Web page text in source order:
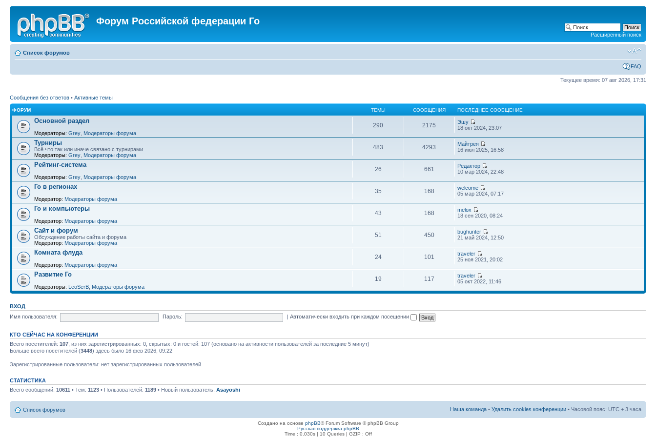
Форум Российской федерации Го
Расширенный поиск
Список форумов
FAQ
Текущее время: 07 авг 2026, 17:31
Сообщения без ответов • Активные темы
ФОРУМ ТЕМЫ СООБЩЕНИЯ ПОСЛЕДНЕЕ СООБЩЕНИЕ
Основной раздел
Модераторы: Grey Модераторы форума
290 2175
Эшу
18 окт 2024, 23:07
Турниры
Всё что так или иначе связано с турнирами
Модераторы: Grey Модераторы форума
483 4293
Майтрея
16 июл 2025, 16:58
Рейтинг-система
Модераторы: Grey Модераторы форума
26 661
Редактор
10 мар 2024, 22:48
Го в регионах
Модератор: Модераторы форума
35 168
welcome
05 мар 2024, 07:17
Го и компьютеры
Модератор: Модераторы форума
43 168
melox
18 сен 2020, 08:24
Сайт и форум
Обсуждение работы сайта и форума
Модератор: Модераторы форума
51 450
bughunter
21 май 2024, 12:50
Комната флуда
Модератор: Модераторы форума
24 101
traveler
25 ноя 2021, 20:02
Развитие Го
Модераторы: LeoSerB Модераторы форума
19 117
traveler
05 окт 2022, 11:46
ВХОД
Имя пользователя:
Пароль: |Автоматически входить при каждом посещении
КТО СЕЙЧАС НА КОНФЕРЕНЦИИ
Всего посетителей: 107 , из них зарегистрированных: 0, скрытых: 0 и гостей: 107 (основано на активности пользователей за последние 5 минут)
Больше всего посетителей (3448) здесь было 16 фев 2026, 09:22
Зарегистрированные пользователи: нет зарегистрированных пользователей
СТАТИСТИКА
Всего сообщений: 10611 • Тем: 1123 • Пользователей: 1189 • Новый пользователь: Asayoshi
Список форумов Наша команда • Удалить cookies конференции • Часовой пояс: UTC + 3 часа
Создано на основе phpBB® Forum Software © phpBB Group
Русская поддержка phpBB
Time : 0.030s | 10 Queries | GZIP : Off